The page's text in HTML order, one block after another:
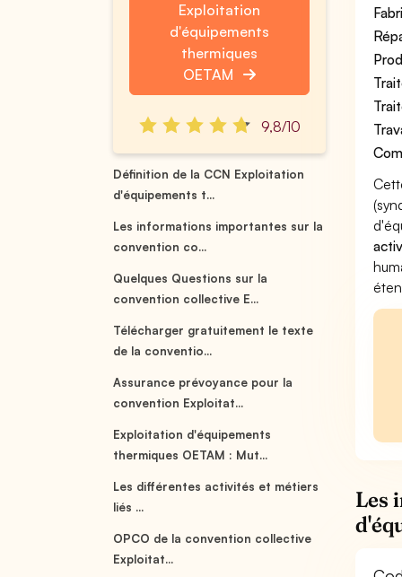
Exploitation
d'équipements
thermiques
OETAM
9,8/10
Définition de la CCN Exploitation
d'équipements t...
Les informations importantes sur la
convention co...
Quelques Questions sur la
convention collective E...
Télécharger gratuitement le texte
de la conventio...
Assurance prévoyance pour la
convention Exploitat...
Exploitation d'équipements
thermiques OETAM : Mut...
Les différentes activités et métiers
liés ...
OPCO de la convention collective
Exploitat...
Les